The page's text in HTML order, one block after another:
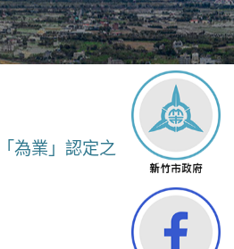
為業」認定之